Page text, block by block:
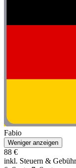
Fabio
Weniger anzeigen
88 €
inkl. Steuern &